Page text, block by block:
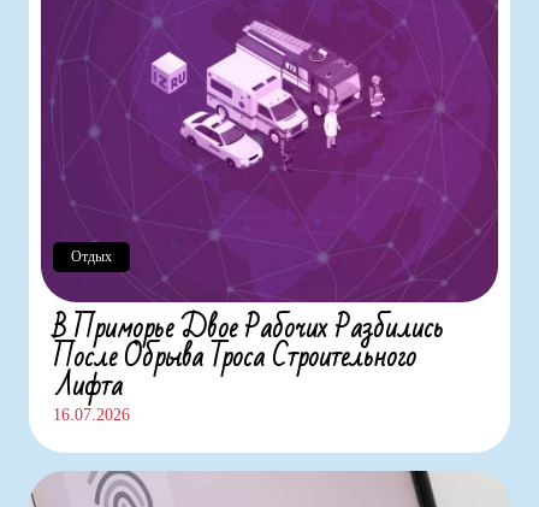
В Приморье Двое Рабочих Разбились
После Обрыва Троса Строительного
Лифта
16.07.2026
Отдых